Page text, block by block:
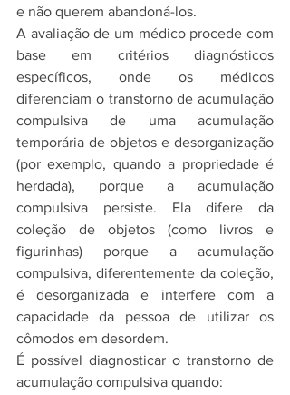
e não querem abandoná-los.
A avaliação de um médico procede com
base em critérios diagnósticos
específicos, onde os médicos
diferenciam o transtorno de acumulação
compulsiva de uma acumulação
temporária de objetos e desorganização
(por exemplo, quando a propriedade é
herdada), porque a acumulação
compulsiva persiste. Ela difere da
coleção de objetos (como livros e
figurinhas) porque a acumulação
compulsiva, diferentemente da coleção,
é desorganizada e interfere com a
capacidade da pessoa de utilizar os
cômodos em desordem.
É possível diagnosticar o transtorno de
acumulação compulsiva quando: